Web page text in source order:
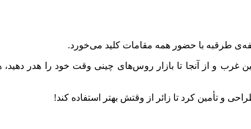
طرقبه با حضور همه مقامات کلید می‌خورد.
و از آنجا تا بازار روس‌های چینی وقت خود را هدر
و تأمین کرد تا زائر از وقتش بهتر استفاده کند!